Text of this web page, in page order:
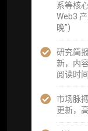
系等核
Web3
晚”)
研究简
新，内
阅读时
市场脉
更新，
提供一
据集与
为可复
定制化
后，由
重点研